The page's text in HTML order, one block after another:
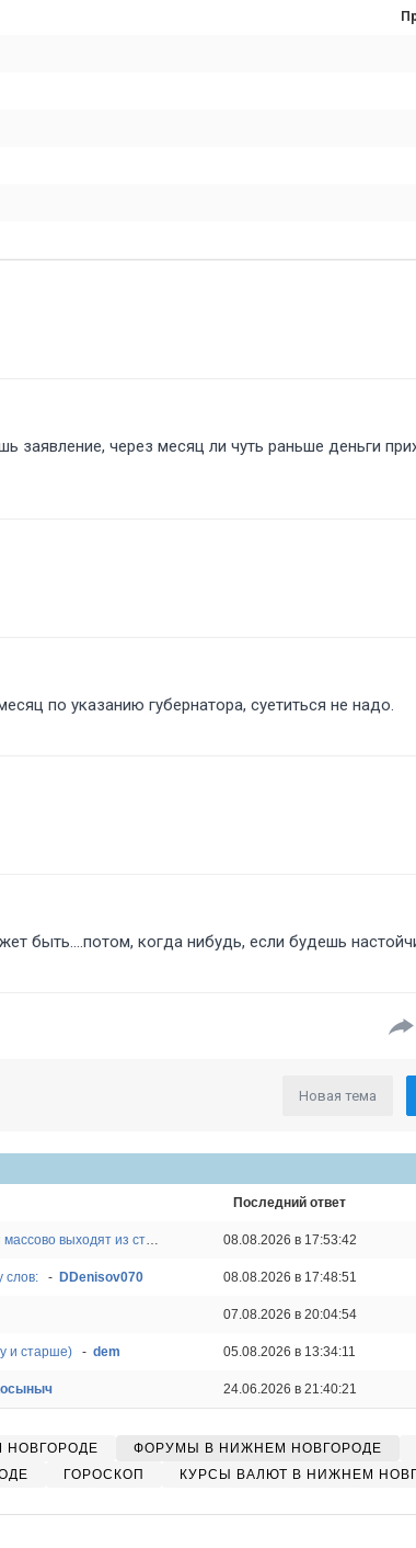
через месяц ли чуть раньше деньги
по указанию губернатора, суетиться не надо.
быть....потом, когда нибудь, если будешь
Новая тема
Последний ответ
Движуха набирает обороты. Китайские автомобили в России массово выходят из строя из-за бензина Евро-2 -Ваня Курский
08.08.2026 в 17:53:42
слов: - DDenisov070 08.08.2026 в 17:48:51
07.08.2026 в 20:04:54
и старше) -dem 05.08.2026 в 13:34:11
24.06.2026 в 21:40:21
НОВГОРОДЕ ФОРУМЫ В НИЖНЕМ НОВГОРОДЕ
ГОРОСКОП КУРСЫ ВАЛЮТ В НИЖНЕМ